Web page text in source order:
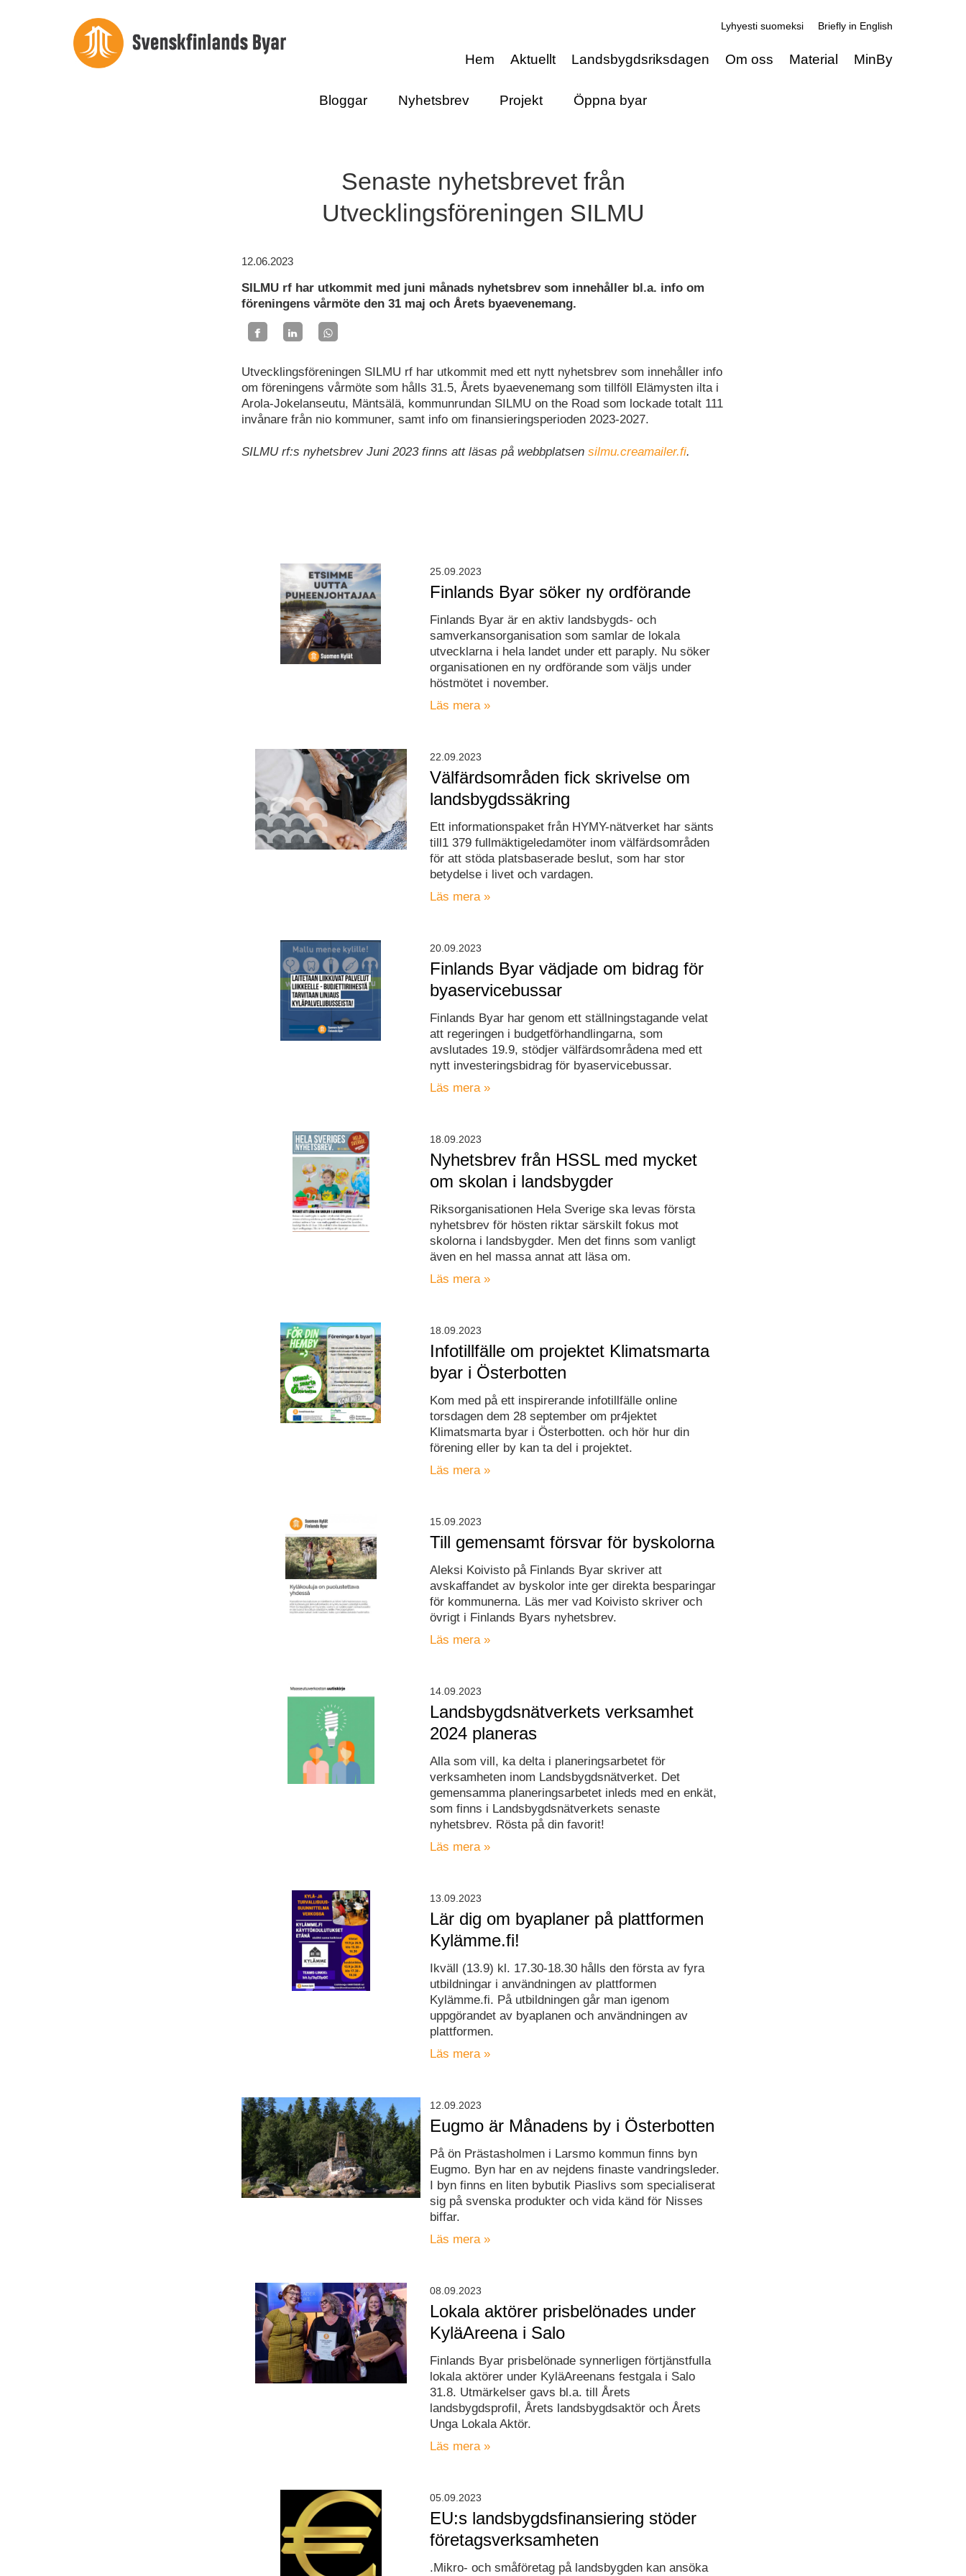
Lyhyesti suomeksi Briefly in English
Hem Aktuellt Landsbygdsriksdagen Om oss Material MinBy
Bloggar Nyhetsbrev Projekt Öppna byar
Senaste nyhetsbrevet från
Utvecklingsföreningen SILMU
12.06.2023
SILMU rf har utkommit med juni månads nyhetsbrev som innehåller bl.a. info om
föreningens vårmöte den 31 maj och Årets byaevenemang.
Utvecklingsföreningen SILMU rf har utkommit med ett nytt nyhetsbrev som innehåller info
om föreningens vårmöte som hålls 31.5, Årets byaevenemang som tillföll Elämysten ilta i
Arola-Jokelanseutu, Mäntsälä, kommunrundan SILMU on the Road som lockade totalt 111
invånare från nio kommuner, samt info om finansieringsperioden 2023-2027.
SILMU rf:s nyhetsbrev Juni 2023 finns att läsas på webbplatsen silmu.creamailer.fi.
Finlands Byar söker ny ordförande
Finlands Byar är en aktiv landsbygds- och
samverkansorganisation som samlar de lokala
utvecklarna i hela landet under ett paraply. Nu söker
organisationen en ny ordförande som väljs under
höstmötet i november.
Läs mera »
25.09.2023
Välfärdsområden fick skrivelse om
landsbygdssäkring
Ett informationspaket från HYMY-nätverket har sänts
till1 379 fullmäktigeledamöter inom välfärdsområden
för att stöda platsbaserade beslut, som har stor
betydelse i livet och vardagen.
Läs mera »
22.09.2023
Finlands Byar vädjade om bidrag för
byaservicebussar
Finlands Byar har genom ett ställningstagande velat
att regeringen i budgetförhandlingarna, som
avslutades 19.9, stödjer välfärdsområdena med ett
nytt investeringsbidrag för byaservicebussar.
Läs mera »
20.09.2023
Nyhetsbrev från HSSL med mycket
om skolan i landsbygder
Riksorganisationen Hela Sverige ska levas första
nyhetsbrev för hösten riktar särskilt fokus mot
skolorna i landsbygder. Men det finns som vanligt
även en hel massa annat att läsa om.
Läs mera »
18.09.2023
Infotillfälle om projektet Klimatsmarta
byar i Österbotten
Kom med på ett inspirerande infotillfälle online
torsdagen dem 28 september om pr4jektet
Klimatsmarta byar i Österbotten. och hör hur din
förening eller by kan ta del i projektet.
Läs mera »
18.09.2023
Till gemensamt försvar för byskolorna
Aleksi Koivisto på Finlands Byar skriver att
avskaffandet av byskolor inte ger direkta besparingar
för kommunerna. Läs mer vad Koivisto skriver och
övrigt i Finlands Byars nyhetsbrev.
Läs mera »
15.09.2023
Landsbygdsnätverkets verksamhet
2024 planeras
Alla som vill, ka delta i planeringsarbetet för
verksamheten inom Landsbygdsnätverket. Det
gemensamma planeringsarbetet inleds med en enkät,
som finns i Landsbygdsnätverkets senaste
nyhetsbrev. Rösta på din favorit!
Läs mera »
14.09.2023
Lär dig om byaplaner på plattformen
Kylämme.fi!
Ikväll (13.9) kl. 17.30-18.30 hålls den första av fyra
utbildningar i användningen av plattformen
Kylämme.fi. På utbildningen går man igenom
uppgörandet av byaplanen och användningen av
plattformen.
Läs mera »
13.09.2023
Eugmo är Månadens by i Österbotten
På ön Prästasholmen i Larsmo kommun finns byn
Eugmo. Byn har en av nejdens finaste vandringsleder.
I byn finns en liten bybutik Piaslivs som specialiserat
sig på svenska produkter och vida känd för Nisses
biffar.
Läs mera »
12.09.2023
Lokala aktörer prisbelönades under
KyläAreena i Salo
Finlands Byar prisbelönade synnerligen förtjänstfulla
lokala aktörer under KyläAreenans festgala i Salo
31.8. Utmärkelser gavs bl.a. till Årets
landsbygdsprofil, Årets landsbygdsaktör och Årets
Unga Lokala Aktör.
Läs mera »
08.09.2023
EU:s landsbygdsfinansiering stöder
företagsverksamheten
.Mikro- och småföretag på landsbygden kan ansöka
05.09.2023